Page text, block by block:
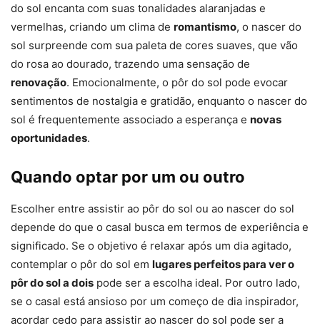
do sol encanta com suas tonalidades alaranjadas e
vermelhas, criando um clima de romantismo, o nascer do
sol surpreende com sua paleta de cores suaves, que vão
do rosa ao dourado, trazendo uma sensação de
renovação. Emocionalmente, o pôr do sol pode evocar
sentimentos de nostalgia e gratidão, enquanto o nascer do
sol é frequentemente associado a esperança e novas
oportunidades.
Quando optar por um ou outro
Escolher entre assistir ao pôr do sol ou ao nascer do sol
depende do que o casal busca em termos de experiência e
significado. Se o objetivo é relaxar após um dia agitado,
contemplar o pôr do sol em lugares perfeitos para ver o
pôr do sol a dois pode ser a escolha ideal. Por outro lado,
se o casal está ansioso por um começo de dia inspirador,
acordar cedo para assistir ao nascer do sol pode ser a